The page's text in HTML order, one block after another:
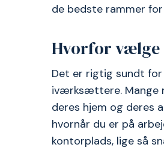
de bedste rammer
Hvorfor
Det er rigtig sundt
iværksættere. Mange
deres hjem og deres
hvornår du er på
kontorplads, lige så